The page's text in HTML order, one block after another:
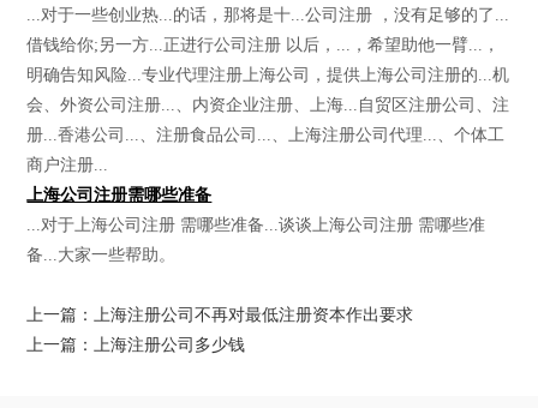
...对于一些创业热...的话，那将是十...公司注册 ，没有足够的了...
借钱给你;另一方...正进行公司注册 以后，...，希望助他一臂...，
明确告知风险...专业代理注册上海公司，提供上海公司注册的...机
会、外资公司注册...、内资企业注册、上海...自贸区注册公司、注
册...香港公司...、注册食品公司...、上海注册公司代理...、个体工
商户注册...
上海公司注册需哪些准备
...对于上海公司注册 需哪些准备...谈谈上海公司注册 需哪些准
备...大家一些帮助。
上一篇：上海注册公司不再对最低注册资本作出要求
上一篇：上海注册公司多少钱